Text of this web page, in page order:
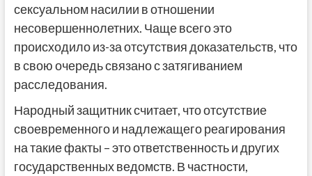
сексуальном насилии в отношении
несовершеннолетних. Чаще всего это
происходило из-за отсутствия доказательств, что
в свою очередь связано с затягиванием
расследования.
Народный защитник считает, что отсутствие
своевременного и надлежащего реагирования
на такие факты – это ответственность и других
государственных ведомств. В частности,